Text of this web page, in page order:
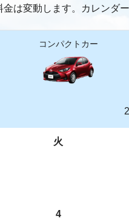
は変動します。カレンダ
コンパクトカー
火
4